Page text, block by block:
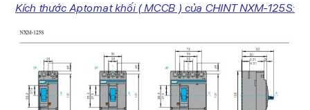
Kích thước Aptomat khối ( MCCB ) của CHINT NXM-125S: